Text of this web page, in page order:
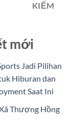
KIẾM
mới
Jadi Pilihan
Hiburan dan
Saat Ini
Thượng Hồng